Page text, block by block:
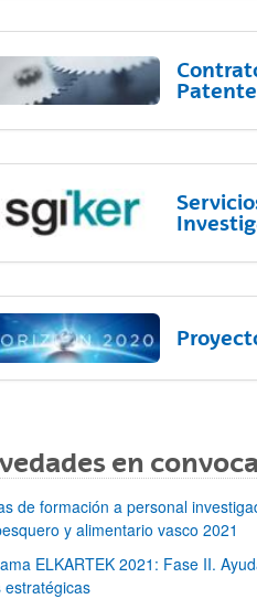
en
de formación a personal
y alimentario vasco 2021
ELKARTEK 2021: Fase II.
estratégicas